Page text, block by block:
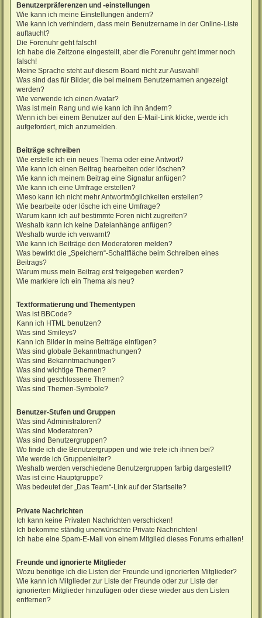
Benutzerpräferenzen und -einstellungen
Wie kann ich meine Einstellungen ändern?
Wie kann ich verhindern, dass mein Benutzername in der Online-Liste
auftaucht?
Die Forenuhr geht falsch!
Ich habe die Zeitzone eingestellt, aber die Forenuhr geht immer noch
falsch!
Meine Sprache steht auf diesem Board nicht zur Auswahl!
Was sind das für Bilder, die bei meinem Benutzernamen angezeigt
werden?
Wie verwende ich einen Avatar?
Was ist mein Rang und wie kann ich ihn ändern?
Wenn ich bei einem Benutzer auf den E-Mail-Link klicke, werde ich
aufgefordert, mich anzumelden.
Beiträge schreiben
Wie erstelle ich ein neues Thema oder eine Antwort?
Wie kann ich einen Beitrag bearbeiten oder löschen?
Wie kann ich meinem Beitrag eine Signatur anfügen?
Wie kann ich eine Umfrage erstellen?
Wieso kann ich nicht mehr Antwortmöglichkeiten erstellen?
Wie bearbeite oder lösche ich eine Umfrage?
Warum kann ich auf bestimmte Foren nicht zugreifen?
Weshalb kann ich keine Dateianhänge anfügen?
Weshalb wurde ich verwarnt?
Wie kann ich Beiträge den Moderatoren melden?
Was bewirkt die „Speichern“-Schaltfläche beim Schreiben eines
Beitrags?
Warum muss mein Beitrag erst freigegeben werden?
Wie markiere ich ein Thema als neu?
Textformatierung und Thementypen
Was ist BBCode?
Kann ich HTML benutzen?
Was sind Smileys?
Kann ich Bilder in meine Beiträge einfügen?
Was sind globale Bekanntmachungen?
Was sind Bekanntmachungen?
Was sind wichtige Themen?
Was sind geschlossene Themen?
Was sind Themen-Symbole?
Benutzer-Stufen und Gruppen
Was sind Administratoren?
Was sind Moderatoren?
Was sind Benutzergruppen?
Wo finde ich die Benutzergruppen und wie trete ich ihnen bei?
Wie werde ich Gruppenleiter?
Weshalb werden verschiedene Benutzergruppen farbig dargestellt?
Was ist eine Hauptgruppe?
Was bedeutet der „Das Team“-Link auf der Startseite?
Private Nachrichten
Ich kann keine Privaten Nachrichten verschicken!
Ich bekomme ständig unerwünschte Private Nachrichten!
Ich habe eine Spam-E-Mail von einem Mitglied dieses Forums erhalten!
Freunde und ignorierte Mitglieder
Wozu benötige ich die Listen der Freunde und ignorierten Mitglieder?
Wie kann ich Mitglieder zur Liste der Freunde oder zur Liste der
ignorierten Mitglieder hinzufügen oder diese wieder aus den Listen
entfernen?